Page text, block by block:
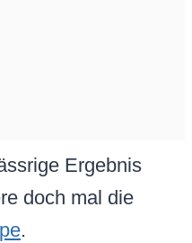
Ergebnis
doch mal die
.